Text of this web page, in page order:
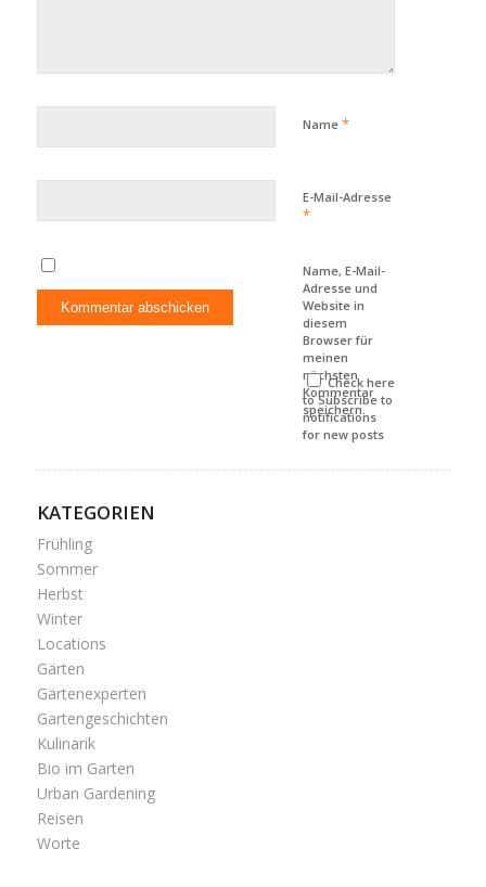
Name *
E-Mail-Adresse
*
Name, E-Mail-
Adresse und
Website in
diesem
Browser für
meinen
nächsten
Kommentar
speichern.
Check here
to Subscribe to
notifications
for new posts
KATEGORIEN
Frühling
Sommer
Herbst
Winter
Locations
Gärten
Gärtenexperten
Gartengeschichten
Kulinarik
Bio im Garten
Urban Gardening
Reisen
Worte